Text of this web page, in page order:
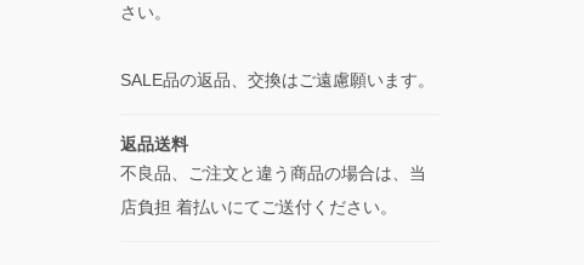
さい。
SALE品の返品、交換はご遠慮願います。
返品送料
不良品、ご注文と違う商品の場合は、当
店負担 着払いにてご送付ください。